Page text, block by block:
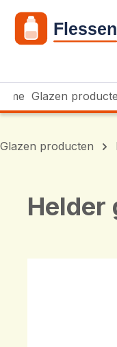
de hoofdinhoud
Ga naar de
Ga naar de
Glazen
Glazen producten
Helder